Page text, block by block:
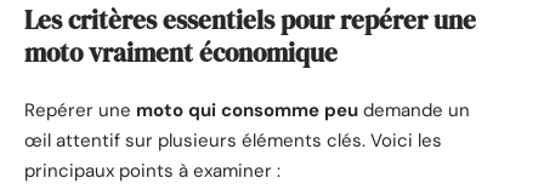
Les critères essentiels pour repérer une
moto vraiment économique
Repérer une moto qui consomme peu demande un
œil attentif sur plusieurs éléments clés. Voici les
principaux points à examiner :